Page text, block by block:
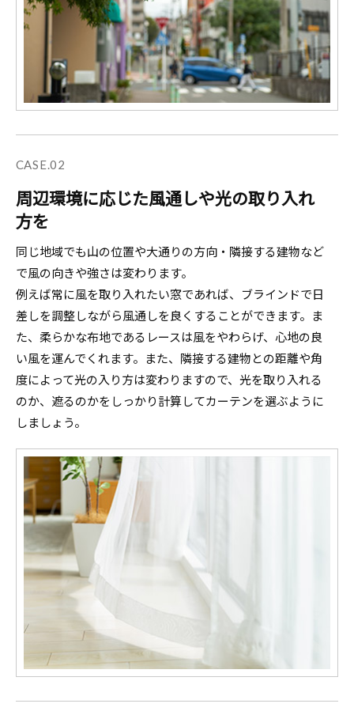
CASE.02
周辺環境に応じた風通しや光の取り入れ
方を
同じ地域でも山の位置や大通りの方向・隣接する建物など
で風の向きや強さは変わります。
例えば常に風を取り入れたい窓であれば、ブラインドで日
差しを調整しながら風通しを良くすることができます。ま
た、柔らかな布地であるレースは風をやわらげ、心地の良
い風を運んでくれます。また、隣接する建物との距離や角
度によって光の入り方は変わりますので、光を取り入れる
のか、遮るのかをしっかり計算してカーテンを選ぶように
しましょう。